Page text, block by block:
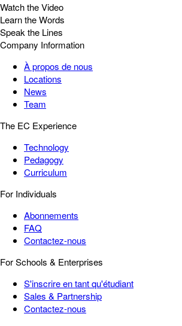
Watch the Video
Learn the Words
Speak the Lines
Company Information
À propos de nous
Locations
News
Team
The EC Experience
Technology
Pedagogy
Curriculum
For Individuals
Abonnements
FAQ
Contactez-nous
For Schools & Enterprises
S'inscrire en tant qu'étudiant
Sales & Partnership
Contactez-nous